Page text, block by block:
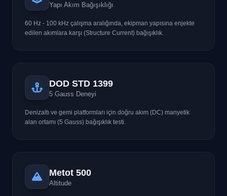
Yapı Akım Bağışıklığı
60 Hz - 100 kHz çalışma aralığında, ekipman yapısına enjekte
edilen akımlara karşı (Structure Current) bağışıklık.
DOD STD 1399
5 Gauss Deneyi
Denizaltı ve gemi platformları için doğru akım (DC) manyetik
alan ortamı (5 Gauss) bağışıklık testi.
Metot 500
Altitude